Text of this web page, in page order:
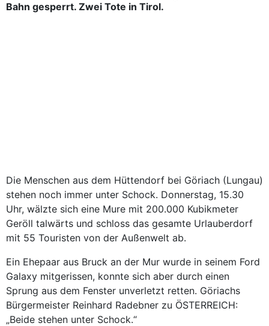
Bahn gesperrt. Zwei Tote in Tirol.
Die Menschen aus dem Hüttendorf bei Göriach (Lungau)
stehen noch immer unter Schock. Donnerstag, 15.30
Uhr, wälzte sich eine Mure mit 200.000 Kubikmeter
Geröll talwärts und schloss das gesamte Urlauberdorf
mit 55 Touristen von der Außenwelt ab.
Ein Ehepaar aus Bruck an der Mur wurde in seinem Ford
Galaxy mitgerissen, konnte sich aber durch einen
Sprung aus dem Fenster unverletzt retten. Göriachs
Bürgermeister Reinhard Radebner zu ÖSTERREICH:
„Beide stehen unter Schock.“